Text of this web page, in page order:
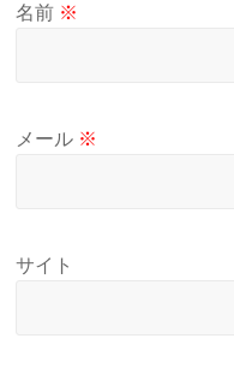
名前 ※
メール ※
サイト